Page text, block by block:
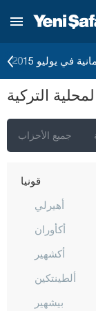
في يوليو 2015
التركية
جميع الأحزاب
قيصري
كيركالي
قرقلر ايلي
قوجه ايلي
قونيا
أهيرلي
أكأوران
أكشهير
ألطينتكين
بيشهير